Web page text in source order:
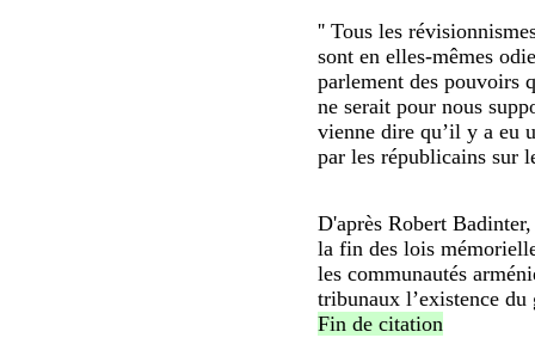
'' Tous les
sont en elles-mêmes
parlement des pouvoirs
ne serait pour nous
vienne dire qu’il y a eu
par les républicains sur
D'après Robert
la fin des lois
les communautés
tribunaux l’existence
Fin de citation